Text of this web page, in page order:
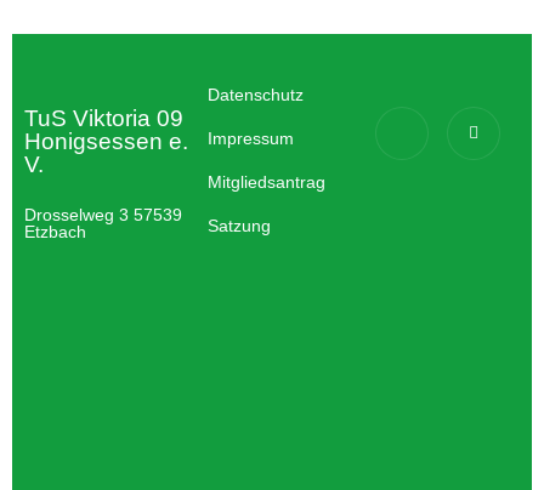
TuS Viktoria 09
Honigsessen e.
V.
Drosselweg 3 57539
Etzbach
Datenschutz
Impressum
Mitgliedsantrag
Satzung